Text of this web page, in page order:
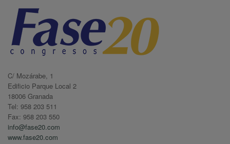
C/ Mozárabe, 1
Edificio Parque Local 2
18006 Granada
Tel: 958 203 511
Fax: 958 203 550
info@fase20.com
www.fase20.com